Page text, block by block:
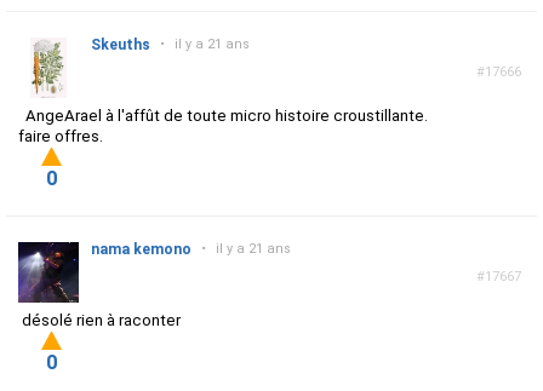
#17666
Skeuths • il y a 21 ans
AngeArael à l'affût de toute micro histoire croustillante.
faire offres.
0
#17667
nama kemono • il y a 21 ans
désolé rien à raconter
0